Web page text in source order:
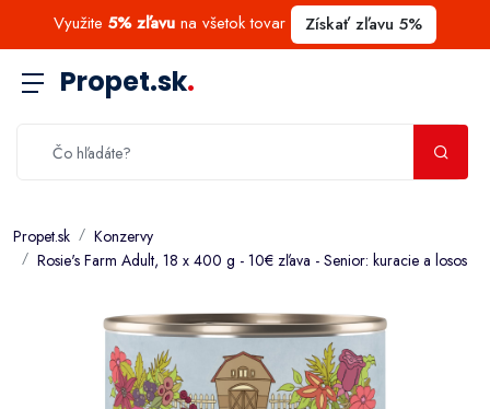
Využite 5% zľavu na všetok tovar Získať zľavu 5%
Propet.sk.
Propet.sk
Konzervy
Rosie's Farm Adult, 18 x 400 g - 10€ zľava - Senior: kuracie a losos